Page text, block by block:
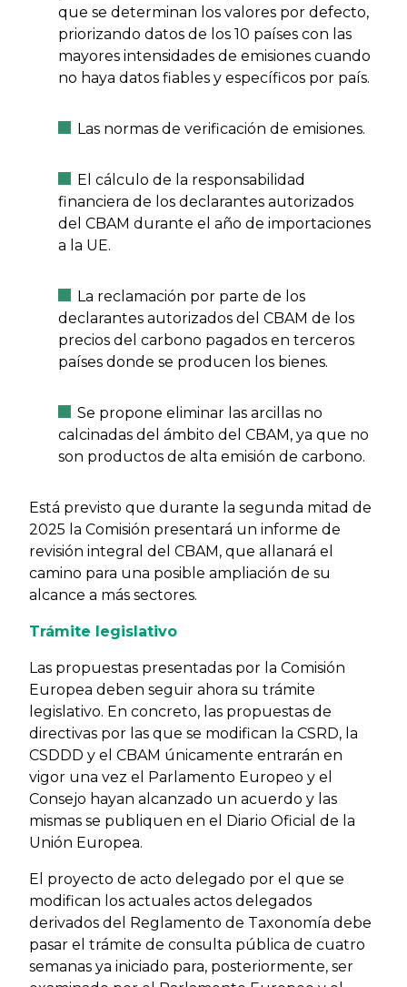
que se determinan los valores por defecto,
priorizando datos de los 10 países con las
mayores intensidades de emisiones cuando
no haya datos fiables y específicos por país.
Las normas de verificación de emisiones.
El cálculo de la responsabilidad
financiera de los declarantes autorizados
del CBAM durante el año de importaciones
a la UE.
La reclamación por parte de los
declarantes autorizados del CBAM de los
precios del carbono pagados en terceros
países donde se producen los bienes.
Se propone eliminar las arcillas no
calcinadas del ámbito del CBAM, ya que no
son productos de alta emisión de carbono.
Está previsto que durante la segunda mitad de
2025 la Comisión presentará un informe de
revisión integral del CBAM, que allanará el
camino para una posible ampliación de su
alcance a más sectores.
Trámite legislativo
Las propuestas presentadas por la Comisión
Europea deben seguir ahora su trámite
legislativo. En concreto, las propuestas de
directivas por las que se modifican la CSRD, la
CSDDD y el CBAM únicamente entrarán en
vigor una vez el Parlamento Europeo y el
Consejo hayan alcanzado un acuerdo y las
mismas se publiquen en el Diario Oficial de la
Unión Europea.
El proyecto de acto delegado por el que se
modifican los actuales actos delegados
derivados del Reglamento de Taxonomía debe
pasar el trámite de consulta pública de cuatro
semanas ya iniciado para, posteriormente, ser